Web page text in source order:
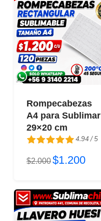
Rompecabezas
A4 para Sublimar
29×20 cm
4.94 / 5
4.94 / 5
$2.000$1.200